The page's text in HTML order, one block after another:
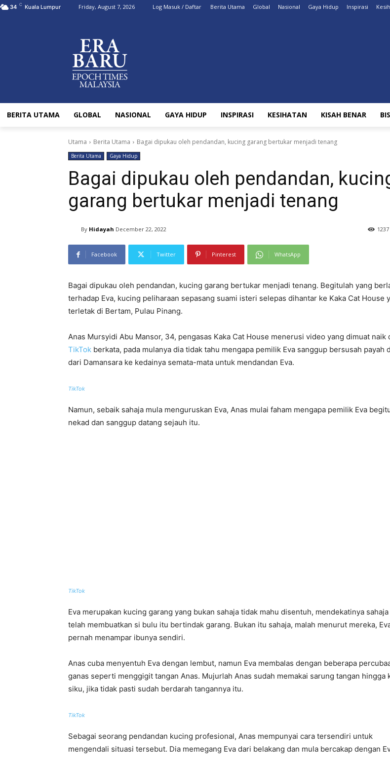
34 C Kuala Lumpur Friday, August 7, 2026 Log Masuk / Daftar Berita Utama Global Nasional Gaya Hidup Inspirasi
BERITA UTAMA GLOBAL NASIONAL GAYA HIDUP INSPIRASI KESIHATAN KISAH BENAR
Utama Berita Utama Bagai dipukau oleh pendandan, kucing garang bertukar menjadi tenang
Berita Utama Gaya Hidup
Bagai dipukau oleh pendandan,
garang bertukar menjadi tenang
By Hidayah December 22, 2022 1237
Facebook Twitter Pinterest WhatsApp
Bagai dipukau oleh pendandan, kucing garang bertukar menjadi tenang. Begitulah yang
terhadap Eva, kucing peliharaan sepasang suami isteri selepas dihantar ke Kaka Cat House
terletak di Bertam, Pulau Pinang.
Anas Mursyidi Abu Mansor, 34, pengasas Kaka Cat House menerusi video yang dimuat naik
TikTok berkata, pada mulanya dia tidak tahu mengapa pemilik Eva sanggup bersusah payah
dari Damansara ke kedainya semata-mata untuk mendandan Eva.
TikTok
Namun, sebaik sahaja mula menguruskan Eva, Anas mulai faham mengapa pemilik Eva
nekad dan sanggup datang sejauh itu.
TikTok
Eva merupakan kucing garang yang bukan sahaja tidak mahu disentuh, mendekatinya
telah membuatkan si bulu itu bertindak garang. Bukan itu sahaja, malah menurut mereka,
pernah menampar ibunya sendiri.
Anas cuba menyentuh Eva dengan lembut, namun Eva membalas dengan beberapa
ganas seperti menggigit tangan Anas. Mujurlah Anas sudah memakai sarung tangan hingga
siku, jika tidak pasti sudah berdarah tangannya itu.
TikTok
Sebagai seorang pendandan kucing profesional, Anas mempunyai cara tersendiri untuk
mengendali situasi tersebut. Dia memegang Eva dari belakang dan mula bercakap dengan